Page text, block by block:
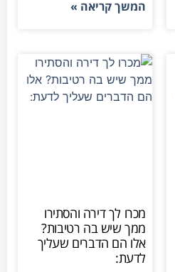
המשך קריאה »
מכרו לך דירה והסתירו
ממך שיש בה רטיבות?
אלו הם הדברים שעליך
לדעת: